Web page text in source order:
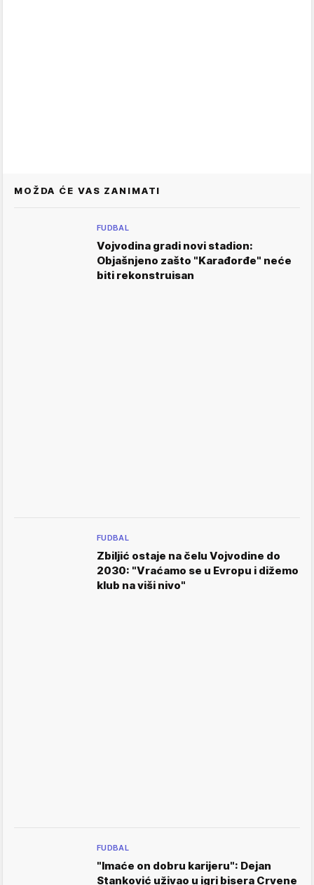
MOŽDA ĆE VAS ZANIMATI
FUDBAL
Vojvodina gradi novi stadion:
Objašnjeno zašto "Karađorđe" neće
biti rekonstruisan
FUDBAL
Zbiljić ostaje na čelu Vojvodine do
2030: "Vraćamo se u Evropu i dižemo
klub na viši nivo"
FUDBAL
"Imaće on dobru karijeru": Dejan
Stanković uživao u igri bisera Crvene